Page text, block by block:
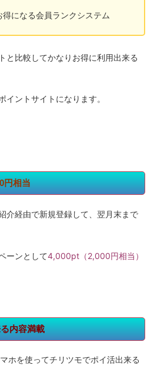
得になる会員ランクシステム
と比較してかなりお得に利用出来る
イントサイトになります。
円相当
介経由で新規登録して、翌月末まで
ーンとして4,000pt（2,000円相当）
内容満載
ホを使ってチリツモでポイ活出来る